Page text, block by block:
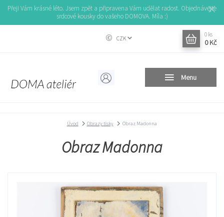
Přeji Vám krásné léto. Jsem zpět a připravena Vám udělat radost. Objednávejte
srdcové kousky do vašeho DOMOVA. Míla :)
Menu
CZK
0 ks
0 Kč
Úvod Obrazy tisky Obraz Madonna
Obraz Madonna